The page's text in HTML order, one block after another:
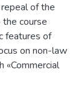
of the
the course
features of
on non-law
«Commercial